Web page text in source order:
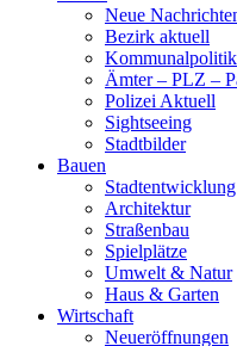
Neue
Bezirk aktuell
Kommunalpolitik
Ämter – PLZ –
Polizei Aktuell
Sightseeing
Stadtbilder
Bauen
Stadtentwicklung
Architektur
Straßenbau
Spielplätze
Umwelt & Natur
Haus & Garten
Wirtschaft
Neueröffnungen